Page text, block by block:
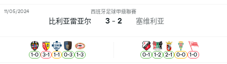
比利亚雷亚尔
西班牙足球甲級聯賽
3 - 2 塞维利亚
11/05/2024
1-0 3-1 1-1 0-3 1-3 0-1 1-2 2-1 0-0 1-0